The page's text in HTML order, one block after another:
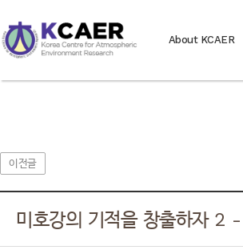
About KCAER
이전글
미호강의 기적을 창출하자